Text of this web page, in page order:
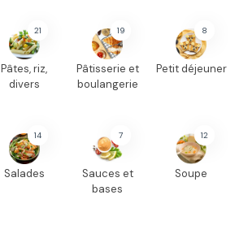
21
Pâtes, riz,
divers
19
Pâtisserie et
boulangerie
8
Petit déjeuner
14
Salades
7
Sauces et
bases
12
Soupe